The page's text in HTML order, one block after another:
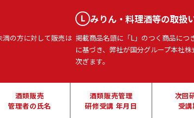
の方に対して販売は
みりん・料理酒等の取扱
掲載商品名頭に「L」のつく商品に
に基づき、弊社が国分グループ本社
次ぎます。
酒類販売
管理者の氏名
酒類販売管理
研修受講 年月日
次回
受